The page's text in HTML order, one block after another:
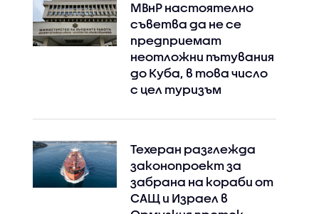
МВнР настоятелно
съветва да не се
предприемат
неотложни пътувания
до Куба, в това число
с цел туризъм
Техеран разглежда
законопроект за
забрана на кораби от
САЩ и Израел в